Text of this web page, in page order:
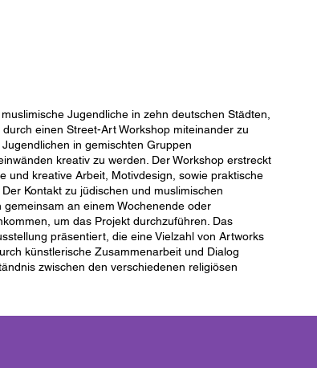
Jugendliche in zehn deutschen Städten,
einen Street-Art Workshop miteinander zu
in gemischten Gruppen
kreativ zu werden. Der Workshop erstreckt
und kreative Arbeit, Motivdesign, sowie praktische
Kontakt zu jüdischen und muslimischen
an einem Wochenende oder
um das Projekt durchzuführen. Das
präsentiert, die eine Vielzahl von Artworks
künstlerische Zusammenarbeit und Dialog
zwischen den verschiedenen religiösen